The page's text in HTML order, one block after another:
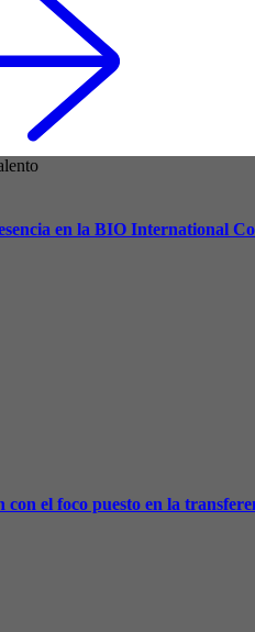
en la BIO International
el foco puesto en la